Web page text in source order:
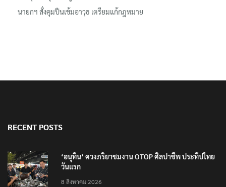
นิติเวชฯ เผยผลชันสูตรผู้เสียชีวิตเหตุใช้อาวุธปืนในโรงเรียน 8 ร่าง
กระสุนเข้าจุดสำคัญทั้งหมด
‘อนุทิน’ ควงภริยาชมงาน OTOP ศิลปาชีพ ประทีปไทย